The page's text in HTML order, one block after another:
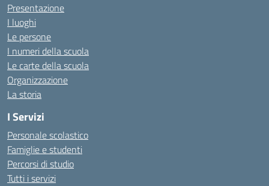
Presentazione
I luoghi
Le persone
I numeri della scuola
Le carte della scuola
Organizzazione
La storia
I Servizi
Personale scolastico
Famiglie e studenti
Percorsi di studio
Tutti i servizi